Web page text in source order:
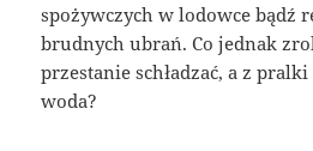
spożywczych w lodowce bądź
brudnych ubrań. Co jednak
przestanie schładzać, a z
woda?